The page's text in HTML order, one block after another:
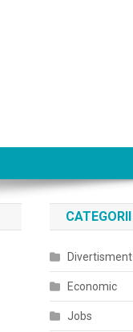
CATEGORII
Divertisment
Economic
Jobs